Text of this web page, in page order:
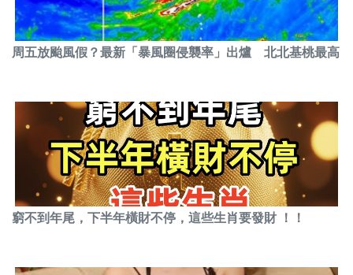
周五放颱風假？最新「暴風圈侵襲率」出爐 北北基桃最高
窮不到年尾，下半年橫財不停，這些生肖要發財 ！！